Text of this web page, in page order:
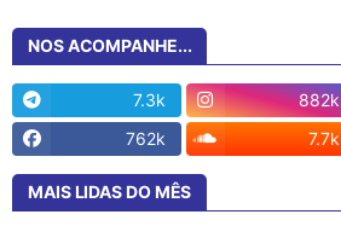
NOS ACOMPANHE...
7.3k 882k
762k
7.7k
MAIS LIDAS DO MÊS